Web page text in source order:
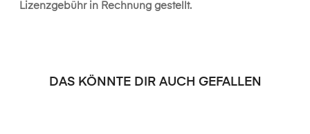
Lizenzgebühr in Rechnung gestellt.
DAS KÖNNTE DIR AUCH GEFALLEN